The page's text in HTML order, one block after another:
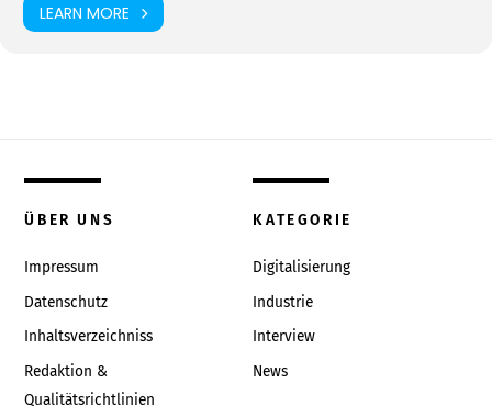
LEARN MORE
ÜBER UNS
Impressum
Datenschutz
Inhaltsverzeichniss
Redaktion &
Qualitätsrichtlinien
KATEGORIE
Digitalisierung
Industrie
Interview
News